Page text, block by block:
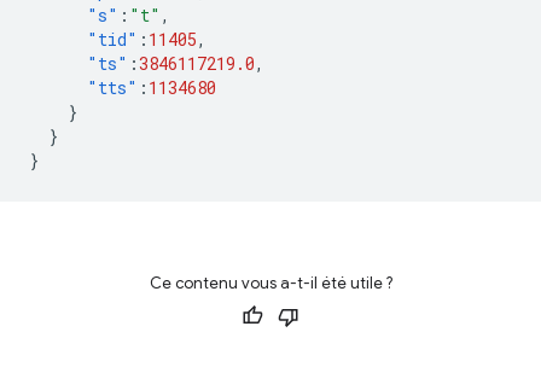
"s" : "t" ,
"tid" : 11405,
"ts" :3846117219.0,
"tts" : 1134680
}
}
}
Ce contenu vous a-t-il été utile ?